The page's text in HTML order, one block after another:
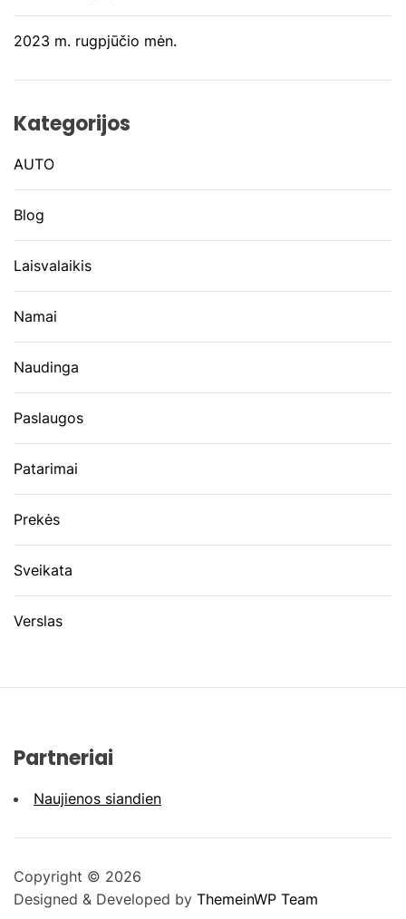
2023 m. rugpjūčio mėn.
Kategorijos
AUTO
Blog
Laisvalaikis
Namai
Naudinga
Paslaugos
Patarimai
Prekės
Sveikata
Verslas
Partneriai
Naujienos siandien
Copyright © 2026
Designed & Developed by ThemeinWP Team